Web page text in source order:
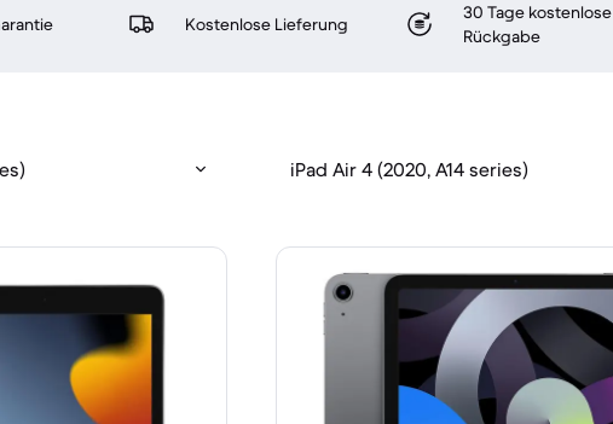
Kostenlose Lieferung
30 Tage kostenlose
Rückgabe
iPad Air 4 (2020, A14 series)